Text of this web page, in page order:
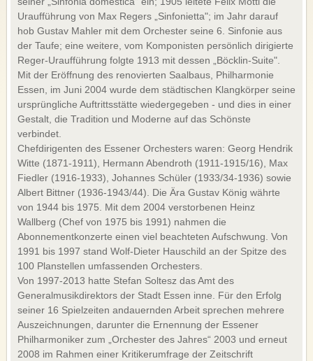
MUGGEN
UNTERRICHT
COMMUNITY
VIO-BLOG
FACEBOOK
TWITTER
YOUTUBE
FERMATE
SERVICE
UNSERE LEISTUNGEN
WERBEBANNER
KONTAKT
IMPRESSUM
AGB
DATENSCHUTZ
English version
Uraufführung von Max Regers „Sinfonietta"; im Jahr darauf
hob Gustav Mahler mit dem Orchester seine 6. Sinfonie aus
der Taufe; eine weitere, vom Komponisten persönlich dirigierte
Reger-Uraufführung folgte 1913 mit dessen „Böcklin-Suite".
Mit der Eröffnung des renovierten Saalbaus, Philharmonie
Essen, im Juni 2004 wurde dem städtischen Klangkörper seine
ursprüngliche Auftrittsstätte wiedergegeben - und dies in einer
Gestalt, die Tradition und Moderne auf das Schönste
verbindet.
Chefdirigenten des Essener Orchesters waren: Georg Hendrik
Witte (1871-1911), Hermann Abendroth (1911-1915/16), Max
Fiedler (1916-1933), Johannes Schüler (1933/34-1936) sowie
Albert Bittner (1936-1943/44). Die Ära Gustav König währte
von 1944 bis 1975. Mit dem 2004 verstorbenen Heinz
Wallberg (Chef von 1975 bis 1991) nahmen die
Abonnementkonzerte einen viel beachteten Aufschwung. Von
1991 bis 1997 stand Wolf-Dieter Hauschild an der Spitze des
100 Planstellen umfassenden Orchesters.
Von 1997-2013 hatte Stefan Soltesz das Amt des
Generalmusikdirektors der Stadt Essen inne. Für den Erfolg
seiner 16 Spielzeiten andauernden Arbeit sprechen mehrere
Auszeichnungen, darunter die Ernennung der Essener
Philharmoniker zum „Orchester des Jahres“ 2003 und erneut
2008 im Rahmen einer Kritikerumfrage der Zeitschrift